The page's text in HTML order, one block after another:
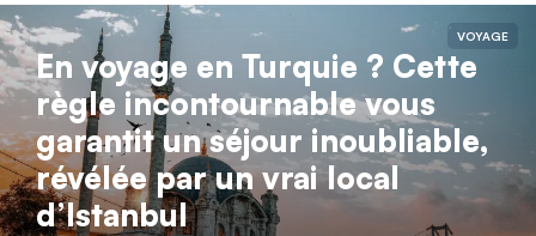
VOYAGE
En voyage en Turquie ? Cette
règle incontournable vous
garantit un séjour inoubliable,
révélée par un vrai local
d’Istanbul